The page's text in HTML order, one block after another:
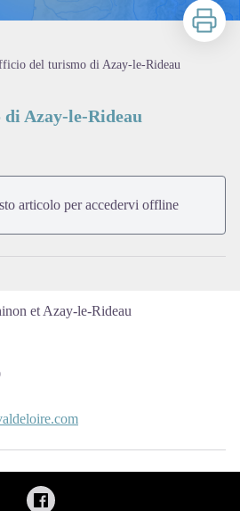
Stampa
del turismo di Azay-le-Rideau
Azay-le-Rideau
articolo per accedervi offline
et Azay-le-Rideau